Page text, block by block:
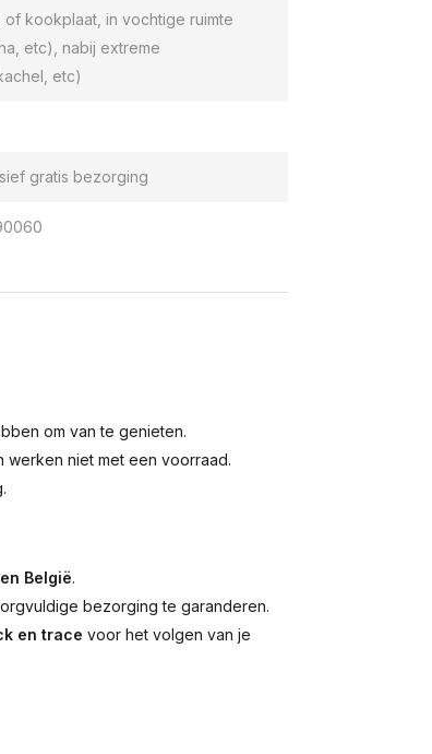
kookplaat, in vochtige ruimte
etc), nabij extreme
etc)
gratis bezorging
om van te genieten.
werken niet met een voorraad.
België.
bezorging te garanderen.
en trace voor het volgen van je